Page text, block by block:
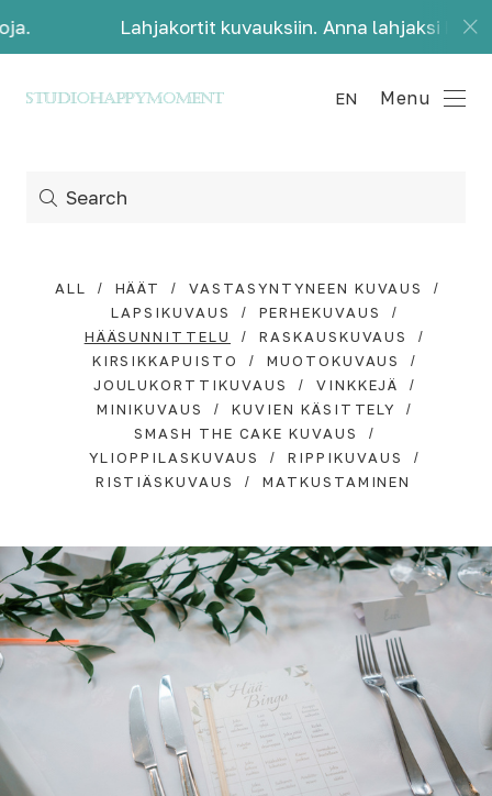
Lahjakortit kuvauksiin. Anna lahjaksi kauniita
EN Menu
ALL HÄÄT
VASTASYNTYNEEN KUVAUS
LAPSIKUVAUS
PERHEKUVAUS
HÄÄSUNNITTELU
RASKAUSKUVAUS
KIRSIKKAPUISTO
MUOTOKUVAUS
JOULUKORTTIKUVAUS
VINKKEJÄ
MINIKUVAUS
KUVIEN KÄSITTELY
SMASH THE CAKE KUVAUS
YLIOPPILASKUVAUS
RIPPIKUVAUS
RISTIÄSKUVAUS
MATKUSTAMINEN